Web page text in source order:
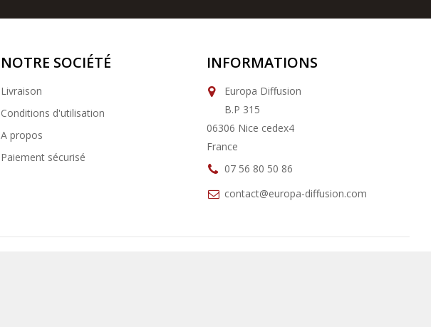
NOTRE SOCIÉTÉ
Livraison
Conditions d'utilisation
A propos
Paiement sécurisé
INFORMATIONS
Europa Diffusion
B.P 315
06306 Nice cedex4
France
07 56 80 50 86
contact@europa-diffusion.com